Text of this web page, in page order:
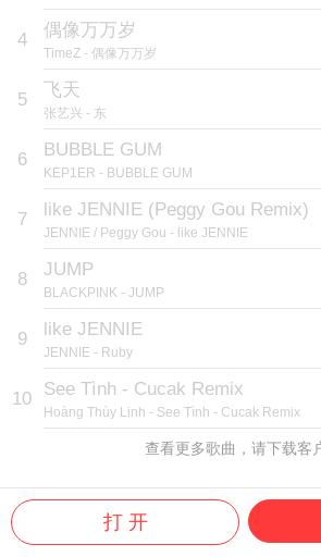
4 偶像万万岁
TimeZ - 偶像万万岁
5 飞天
张艺兴 - 东
6 BUBBLE GUM
KEP1ER - BUBBLE GUM
7 like JENNIE (Peggy Gou Remix)
JENNIE / Peggy Gou - like JENNIE
8 JUMP
BLACKPINK - JUMP
9 like JENNIE
JENNIE - Ruby
10 See Tình - Cucak Remix
Hoàng Thùy Linh - See Tình - Cucak Remix
查看更多歌曲，请下载客
打 开